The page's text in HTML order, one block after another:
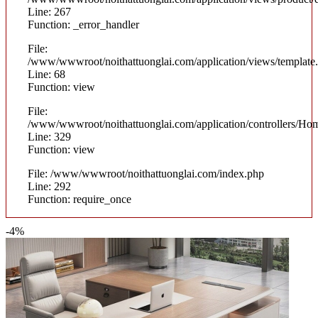
Line: 267
Function: _error_handler
File:
/www/wwwroot/noithattuonglai.com/application/views/
Line: 68
Function: view
File:
/www/wwwroot/noithattuonglai.com/application/controllers/
Line: 329
Function: view
File: /www/wwwroot/noithattuonglai.com/index.php
Line: 292
Function: require_once
-4%